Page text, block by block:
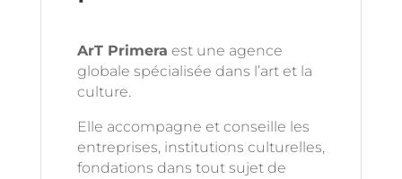
ArT Primera est une agence
globale spécialisée dans l’art et la
culture.
Elle accompagne et conseille les
entreprises, institutions culturelles,
fondations dans tout sujet de